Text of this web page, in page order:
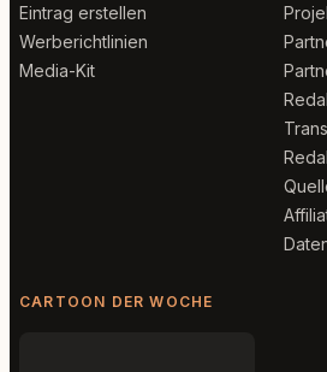
Eintrag erstellen
Werberichtlinien
Media-Kit
CARTOON DER WOCHE